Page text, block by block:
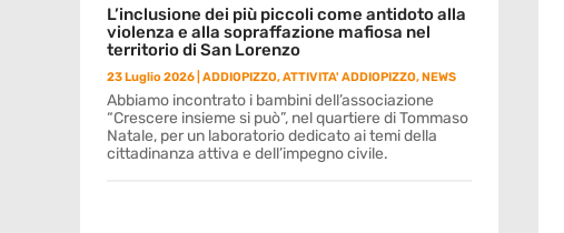
L’inclusione dei più piccoli come antidoto alla
violenza e alla sopraffazione mafiosa nel
territorio di San Lorenzo
23 Luglio 2026 ADDIOPIZZO,ATTIVITA' ADDIOPIZZO,NEWS
Abbiamo incontrato i bambini dell’associazione
“Crescere insieme si può”, nel quartiere di Tommaso
Natale, per un laboratorio dedicato ai temi della
cittadinanza attiva e dell’impegno civile.